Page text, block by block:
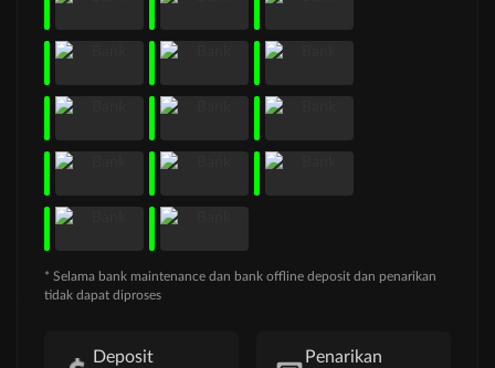
* Selama bank maintenance dan bank offline deposit dan penarikan
tidak dapat diproses
Deposit Penarikan